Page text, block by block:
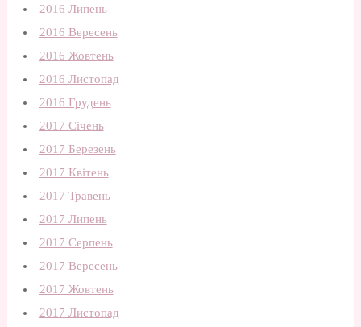
2016 Липень
2016 Вересень
2016 Жовтень
2016 Листопад
2016 Грудень
2017 Січень
2017 Березень
2017 Квітень
2017 Травень
2017 Липень
2017 Серпень
2017 Вересень
2017 Жовтень
2017 Листопад